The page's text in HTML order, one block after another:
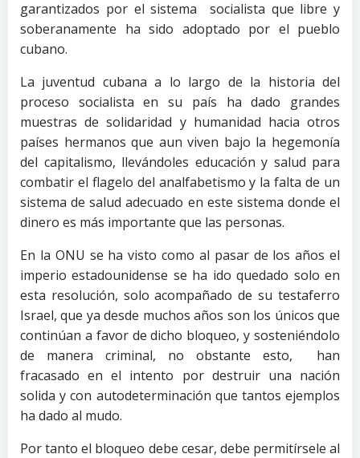
garantizados por el sistema socialista que libre y
soberanamente ha sido adoptado por el pueblo
cubano.
La juventud cubana a lo largo de la historia del
proceso socialista en su país ha dado grandes
muestras de solidaridad y humanidad hacia otros
países hermanos que aun viven bajo la hegemonía
del capitalismo, llevándoles educación y salud para
combatir el flagelo del analfabetismo y la falta de un
sistema de salud adecuado en este sistema donde el
dinero es más importante que las personas.
En la ONU se ha visto como al pasar de los años el
imperio estadounidense se ha ido quedado solo en
esta resolución, solo acompañado de su testaferro
Israel, que ya desde muchos años son los únicos que
continúan a favor de dicho bloqueo, y sosteniéndolo
de manera criminal, no obstante esto, han
fracasado en el intento por destruir una nación
solida y con autodeterminación que tantos ejemplos
ha dado al mudo.
Por tanto el bloqueo debe cesar, debe permitírsele al